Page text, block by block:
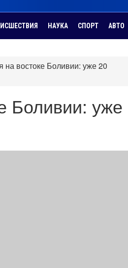
НАУКА СПОРТ АВТО
на востоке Боливии: уже 20
Боливии: уже